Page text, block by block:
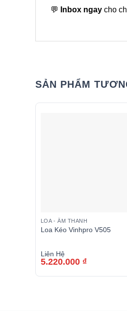
💬 Inbox ngay cho
SẢN PHẨM
LOA - ÂM THANH
Loa Kéo Vinhpro V505
5.220.000 ₫
Liên Hệ